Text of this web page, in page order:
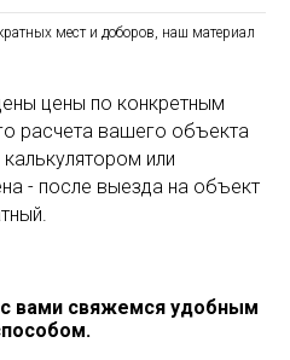
мест и доборов, наш материал
цены по конкретным
расчета вашего объекта
или
- после выезда на объект
вами свяжемся удобным